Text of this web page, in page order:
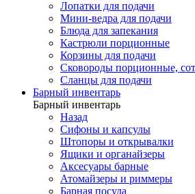
Лопатки для подачи
Мини-ведра для подачи
Блюда для запекания
Кастрюли порционные
Корзины для подачи
Сковороды порционные,
Сланцы для подачи
Барный инвентарь
Барный инвентарь
Назад
Сифоны и капсулы
Штопоры и открывалки
Ящики и органайзеры
Аксесуары барные
Атомайзеры и риммеры
Барная посуда